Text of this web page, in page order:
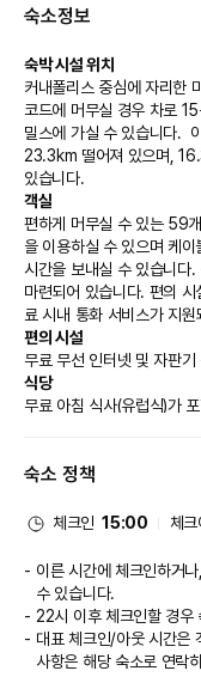
숙소정보
숙박 시설 위치
커내폴리스 중심에 자리한
코드에 머무실 경우 차로
밀스에 가실 수 있습니다.
23.3km 떨어져 있으며,
있습니다.
객실
편하게 머무실 수 있는 59
을 이용하실 수 있으며 케
시간을 보내실 수 있습니다
마련되어 있습니다. 편의
료 시내 통화 서비스가 지
편의 시설
무료 무선 인터넷 및 자판
식당
무료 아침 식사(유럽식)가
운영되는 프런트 데스크 등
숙소 정책
체크인 15:00 체
이른 시간에 체크인하거
수 있습니다.
22시 이후 체크인할 경우
대표 체크인/아웃 시간은
사항은 해당 숙소로 연락